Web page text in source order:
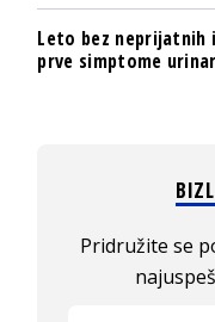
Leto bez neprijatnih
prve simptome
Pridružite se